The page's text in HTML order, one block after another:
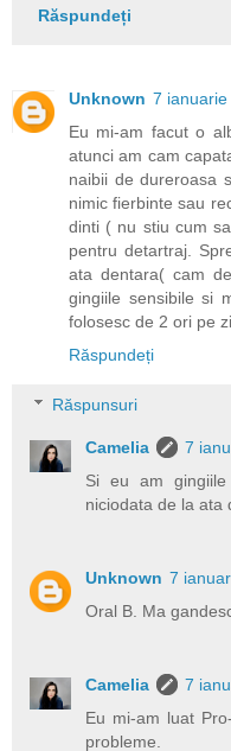
Răspundeți
Unknown 7
Eu mi-am facut o
atunci am cam
naibii de dureroasa
nimic fierbinte sau
dinti ( nu stiu cum
pentru detartraj.
ata dentara( cam
gingiile sensibile si
folosesc de 2 ori pe
Răspundeți
Răspunsuri
Camelia
7
Si eu am
niciodata de la ata
Unknown 7
Oral B. Ma
Camelia
7
Eu mi-am luat
probleme.